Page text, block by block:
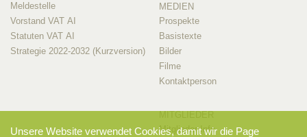
Meldestelle
Vorstand VAT AI
Statuten VAT AI
Strategie 2022-2032 (Kurzversion)
MEDIEN
Prospekte
Basistexte
Bilder
Filme
Kontaktperson
Mitglieder-Info
Unsere Website verwendet Cookies, damit wir die Page